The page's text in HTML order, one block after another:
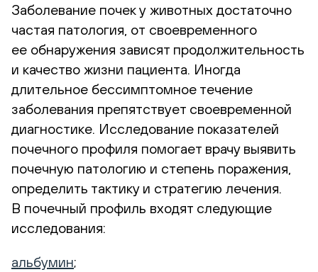
Заболевание почек у животных достаточно
частая патология, от своевременного
ее обнаружения зависят продолжительность
и качество жизни пациента. Иногда
длительное бессимптомное течение
заболевания препятствует своевременной
диагностике. Исследование показателей
почечного профиля помогает врачу выявить
почечную патологию и степень поражения,
определить тактику и стратегию лечения.
В почечный профиль входят следующие
исследования:
альбумин;